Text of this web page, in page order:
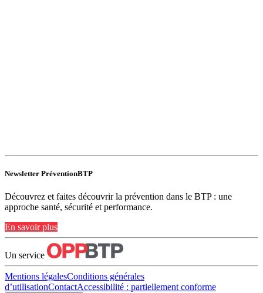
Newsletter PréventionBTP
Découvrez et faites découvrir la prévention dans le BTP : une
approche santé, sécurité et performance.
En savoir plus
Un service
Mentions légalesConditions générales
d’utilisationContactAccessibilité : partiellement conforme